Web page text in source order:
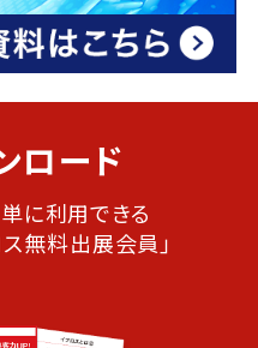
ロード
に利用できる
無料出展会員」